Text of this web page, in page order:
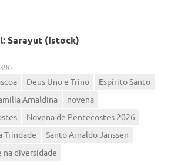
Sarayut (Istock)
396
Deus Uno e Trino
Espírito Santo
Arnaldina
novena
Novena de Pentecostes 2026
Trindade
Santo Arnaldo Janssen
na diversidade